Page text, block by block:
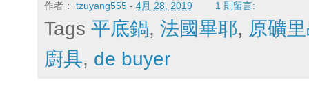
作者： tzuyang555 - 4月 28, 2019 1 則留言:
Tags 平底鍋, 法國畢耶, 原礦
廚具, de buyer